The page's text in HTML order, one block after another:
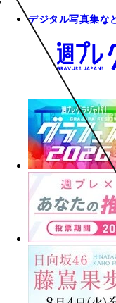
デジタル写真集な